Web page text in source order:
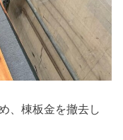
、棟板金を撤去し